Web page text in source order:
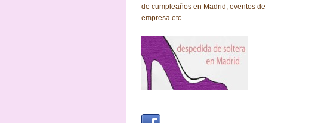
de cumpleaños en Madrid, eventos de
empresa etc.